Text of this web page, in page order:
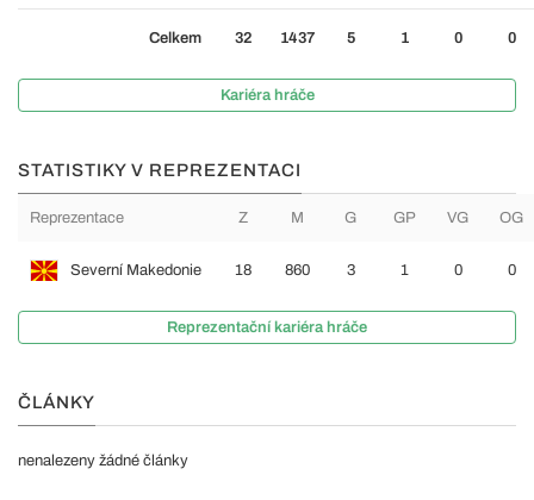
Celkem 32 1437 5 1 0 0
Kariéra hráče
STATISTIKY V REPREZENTACI
Reprezentace Z M G GP VG OG
Severní Makedonie 18 860 3 1 0 0
Reprezentační kariéra hráče
ČLÁNKY
nenalezeny žádné články